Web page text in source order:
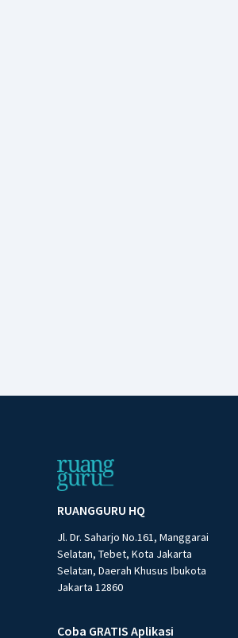
RUANGGURU HQ
Jl. Dr. Saharjo No.161, Manggarai
Selatan, Tebet, Kota Jakarta
Selatan, Daerah Khusus Ibukota
Jakarta 12860
Coba GRATIS Aplikasi